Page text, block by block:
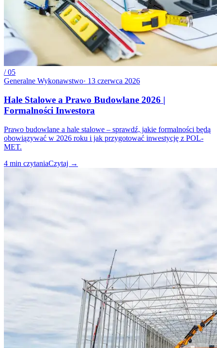
/05
Generalne Wykonawstwo· 13 czerwca 2026
Hale Stalowe a Prawo Budowlane 2026 |
Formalności Inwestora
Prawo budowlane a hale stalowe – sprawdź, jakie formalności będą
obowiązywać w 2026 roku i jak przygotować inwestycję z POL-
MET.
4 min czytaniaCzytaj →